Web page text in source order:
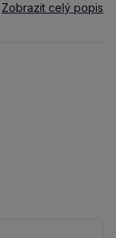
Zobrazit celý popis